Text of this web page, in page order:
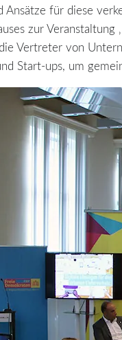
Ansätze für diese
zur Veranstaltung
Vertreter von
Start-ups, um